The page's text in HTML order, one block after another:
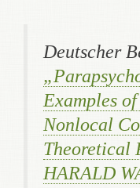
Deutscher
Examples
Nonlocal
Theoretical
HARALD